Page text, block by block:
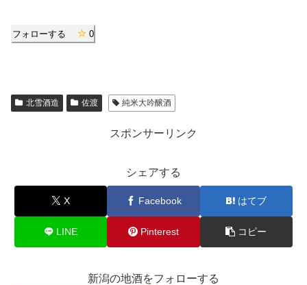
フォローする 0
北雪酒造 佐渡 純米大吟醸酒
スポンサーリンク
シェアする
X Facebook はてブ
LINE Pinterest コピー
新潟の地酒をフォローする